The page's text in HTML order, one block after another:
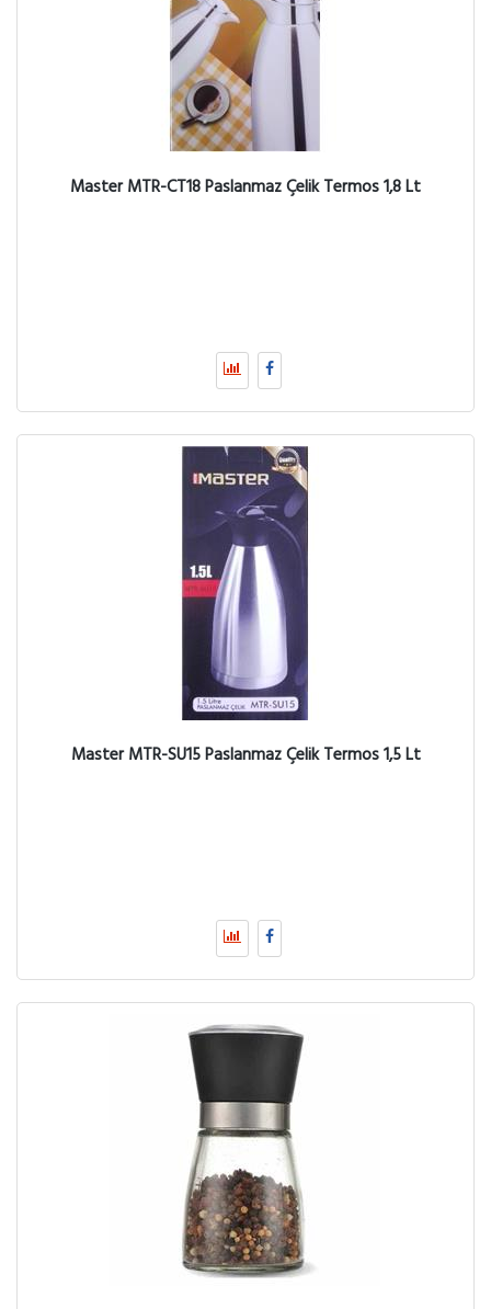
Master MTR-CT18 Paslanmaz Çelik Termos 1,8 Lt
Master MTR-SU15 Paslanmaz Çelik Termos 1,5 Lt